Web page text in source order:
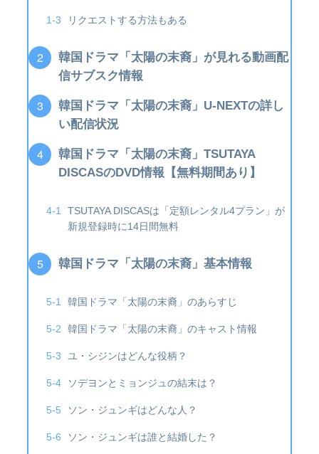
リクエストする方法もある
韓国ドラマ「太陽の末裔」が見れる動画配
信サブスク情報
韓国ドラマ「太陽の末裔」U-NEXTの詳し
い配信状況
韓国ドラマ「太陽の末裔」TSUTAYA
DISCASのDVD情報【無料期間あり】
TSUTAYA DISCASは「定額レンタル4プラン」が
新規登録時に14日間無料
韓国ドラマ「太陽の末裔」基本情報
韓国ドラマ「太陽の末裔」のあらすじ
韓国ドラマ「太陽の末裔」のキャスト情報
ユ・シジンはどんな役柄？
ソデヨンとミョンジュの結末は？
ソン・ジュンギはどんな人？
ソン・ジュンギは誰と結婚した？